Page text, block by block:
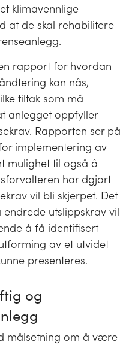
klimavennlige
at de skal rehabilitere
rapport for hvordan
kan nås,
tiltak som må
anlegget oppfyller
Rapporten ser på
implementering av
mulighet til også å
har dgjort
vil bli skjerpet. Det
endrede utslippskrav vil
å få identifisert
av et utvidet
presenteres.
og
målsetning om å være